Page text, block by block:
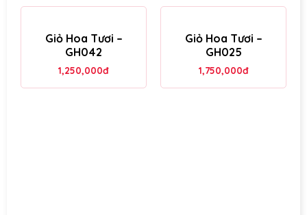
Giỏ Hoa Tươi –
GH042
1,250,000đ
Giỏ Hoa Tươi –
GH025
1,750,000đ